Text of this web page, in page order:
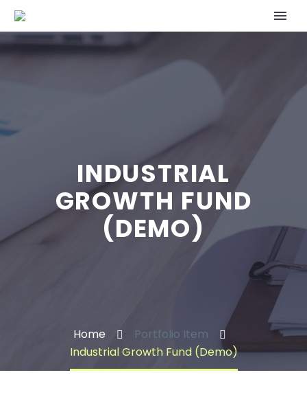
INDUSTRIAL
GROWTH FUND
(DEMO)
Home
Portfolio Item
Industrial Growth Fund (Demo)